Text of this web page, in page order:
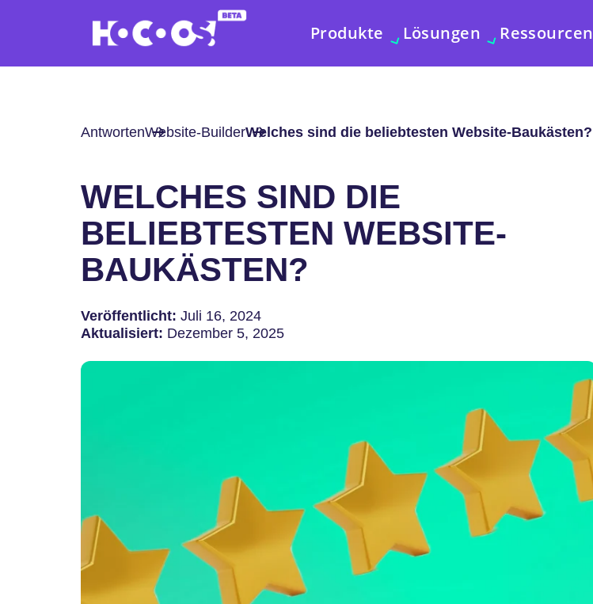
Produkte Lösungen Ressourcen
AntwortenWebsite-BuilderWelches sind die beliebtesten Website-Baukästen?
WELCHES SIND DIE
BELIEBTESTEN WEBSITE-
BAUKÄSTEN?
Veröffentlicht: Juli 16, 2024
Aktualisiert: Dezember 5, 2025